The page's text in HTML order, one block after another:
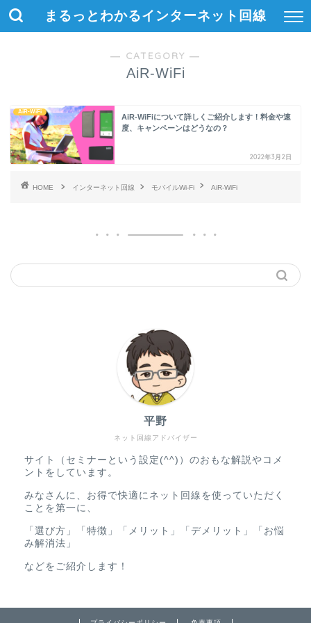
まるっとわかるインターネット回線
― CATEGORY ―
AiR-WiFi
AiR-WiFi
AiR-WiFiについて詳しくご紹介します！料金や速
度、キャンペーンはどうなの？
2022年3月2日
HOME インターネット回線 モバイルWi-Fi AiR-WiFi
ネット回線アドバイザー
平野
サイト（セミナーという設定(^^)）のおもな解説やコメ
ントをしています。
みなさんに、お得で快適にネット回線を使っていただく
ことを第一に、
「選び方」「特徴」「メリット」「デメリット」「お悩
み解消法」
などをご紹介します！